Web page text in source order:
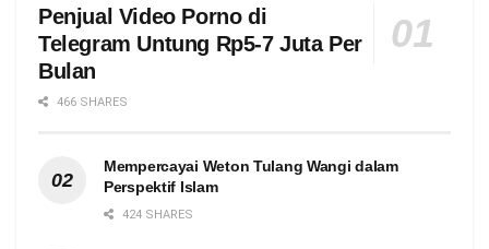
Penjual Video Porno di
Telegram Untung Rp5-7 Juta Per
Bulan
466 SHARES
Mempercayai Weton Tulang Wangi dalam
Perspektif Islam
424 SHARES